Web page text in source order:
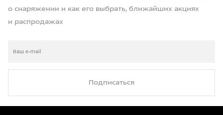
о снаряжении и как его выбрать, ближайших акциях
и распродажах
Подписаться